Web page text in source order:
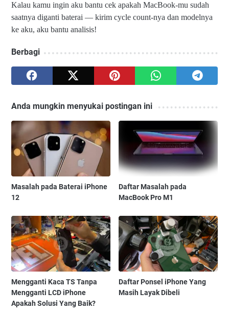
Kalau kamu ingin aku bantu cek apakah MacBook-mu sudah
saatnya diganti baterai — kirim cycle count-nya dan modelnya
ke aku, aku bantu analisis!
Berbagi
Anda mungkin menyukai postingan ini
Masalah pada Baterai iPhone
12
Daftar Masalah pada
MacBook Pro M1
Mengganti Kaca TS Tanpa
Mengganti LCD iPhone
Apakah Solusi Yang Baik?
Daftar Ponsel iPhone Yang
Masih Layak Dibeli